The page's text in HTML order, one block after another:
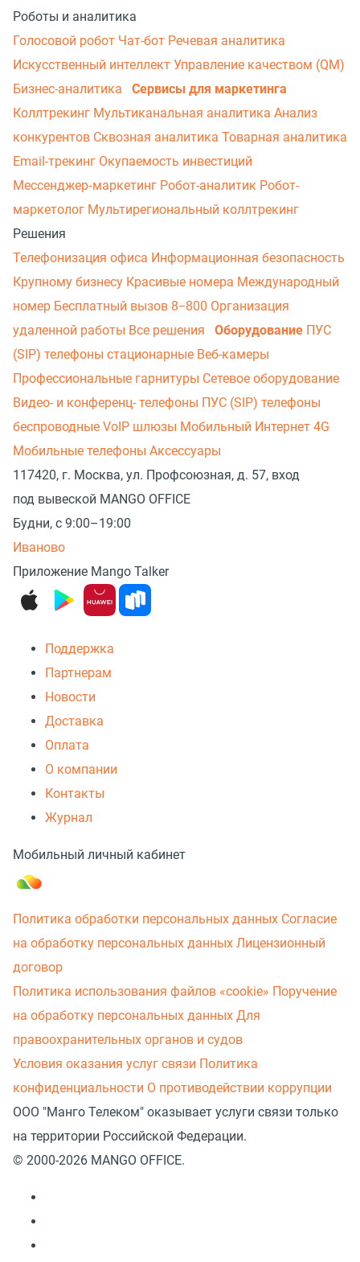
Роботы и аналитика
Голосовой робот Чат-бот Речевая аналитика
Искусственный интеллект Управление качеством (QM)
Бизнес-аналитика
Сервисы для маркетинга
Коллтрекинг Мультиканальная аналитика Анализ
конкурентов Сквозная аналитика Товарная аналитика
Email-трекинг Окупаемость инвестиций
Мессенджер‑маркетинг Робот-аналитик Робот-
маркетолог Мультирегиональный коллтрекинг
Решения
Телефонизация офиса Информационная безопасность
Крупному бизнесу Красивые номера Международный
номер Бесплатный вызов 8−800 Организация
удаленной работы Все решения Оборудование ПУС
(SIP) телефоны стационарные Веб-камеры
Профессиональные гарнитуры Сетевое оборудование
Видео- и конференц- телефоны ПУС (SIP) телефоны
беспроводные VoIP шлюзы Мобильный Интернет 4G
Мобильные телефоны Аксессуары
117420, г. Москва, ул. Профсоюзная, д. 57, вход
под вывеской MANGO OFFICE
Будни, с 9:00–19:00
Иваново
Приложение Mango Talker
Поддержка
Партнерам
Новости
Доставка
Оплата
О компании
Контакты
Журнал
Мобильный личный кабинет
Политика обработки персональных данных Согласие
на обработку персональных данных Лицензионный
договор
Политика использования файлов «cookie» Поручение
на обработку персональных данных Для
правоохранительных органов и судов
Условия оказания услуг связи Политика
конфиденциальности О противодействии коррупции
ООО "Манго Телеком" оказывает услуги связи только
на территории Российской Федерации.
© 2000-2026 MANGO OFFICE.